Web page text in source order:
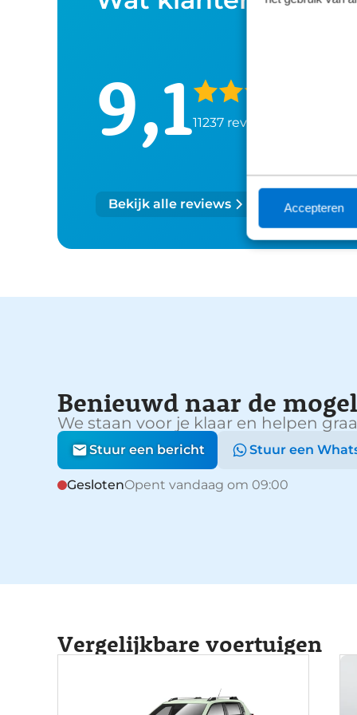
Accepteren
9,111237 reviews
Bekijk alle reviews
Benieuwd naar de
We staan voor je klaar en helpen
Stuur een bericht Stuur een
GeslotenOpent vandaag om 09:00
Vergelijkbare voertuigen